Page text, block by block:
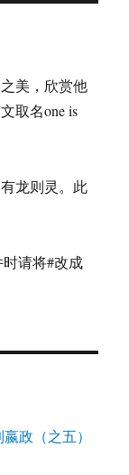
美，欣赏他
取名one is
龙则灵。此
请将#改成
政（之五）